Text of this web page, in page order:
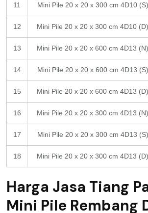
11 Mini Pile 20 x 20 x 300 cm 4D10 (S)
12 Mini Pile 20 x 20 x 300 cm 4D10 (D)
13 Mini Pile 20 x 20 x 600 cm 4D13 (N)
14 Mini Pile 20 x 20 x 600 cm 4D13 (S)
15 Mini Pile 20 x 20 x 600 cm 4D13 (D)
16 Mini Pile 20 x 20 x 300 cm 4D13 (N)
17 Mini Pile 20 x 20 x 300 cm 4D13 (S)
18 Mini Pile 20 x 20 x 300 cm 4D13 (D)
Harga Jasa Tiang
Mini Pile Rembang